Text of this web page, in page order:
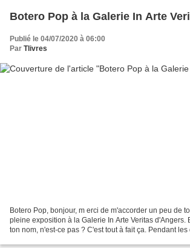
Botero Pop à la Galerie In Arte
Publié le 04/07/2020 à 06:00
Par Tlivres
Botero Pop, bonjour, m erci de m'accorder un peu de
pleine exposition à la Galerie In Arte Veritas d'Angers.
ton nom, n'est-ce pas ? C'est tout à fait ça. Pendant